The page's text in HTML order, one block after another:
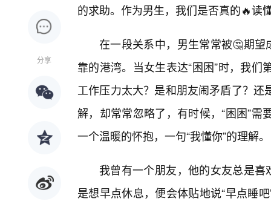
分享
的求助。作为男生，我们是否真的🔥读
在一段关系中，男生常常被🤔期望
靠的港湾。当女生表达“困困”时，我
工作压力太大？是和朋友闹矛盾了？
解，却常常忽略了，有时候，“困困”
一个温暖的怀抱，一句“我懂你”的理解。
我曾有一个朋友，他的女友总是喜
是想早点休息，便会体贴地说“早点睡